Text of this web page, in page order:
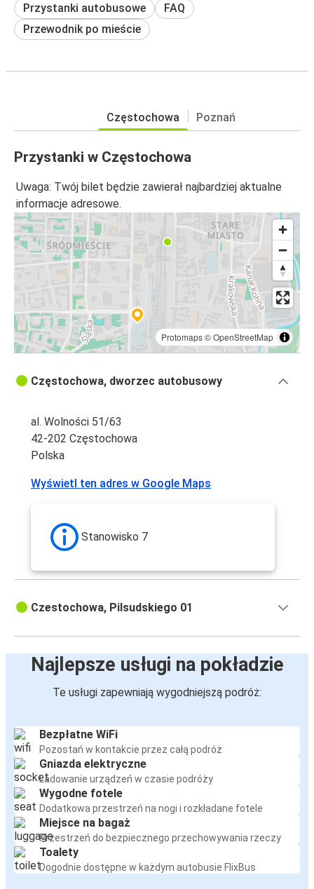
Przystanki autobusowe
FAQ
Przewodnik po mieście
Częstochowa Poznań
Przystanki w Częstochowa
Uwaga: Twój bilet będzie zawierał najbardziej aktualne
informacje adresowe.
Protomaps©OpenStreetMap
Częstochowa, dworzec autobusowy
al. Wolności 51/63
42-202 Częstochowa
Polska
Wyświetl ten adres w Google Maps
Stanowisko 7
Czestochowa, Pilsudskiego 01
Najlepsze usługi na pokładzie
Te usługi zapewniają wygodniejszą podróż:
Bezpłatne WiFi
Pozostań w kontakcie przez całą podróż
Gniazda elektryczne
Ładowanie urządzeń w czasie podróży
Wygodne fotele
Dodatkowa przestrzeń na nogi i rozkładane fotele
Miejsce na bagaż
Przestrzeń do bezpiecznego przechowywania rzeczy
Toalety
Dogodnie dostępne w każdym autobusie FlixBus